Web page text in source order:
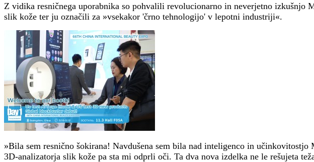
Z vidika resničnega uporabnika so pohvalili revolucionarno in neverjetno izkušnjo
slik kože ter ju označili za »vsekakor 'črno tehnologijo' v lepotni industriji«.
»Bila sem resnično šokirana! Navdušena sem bila nad inteligenco in
3D-analizatorja slik kože pa sta mi odprli oči. Ta dva nova izdelka ne le rešujeta